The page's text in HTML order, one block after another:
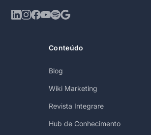
Conteúdo
Blog
Wiki Marketing
Revista Integrare
Hub de Conhecimento